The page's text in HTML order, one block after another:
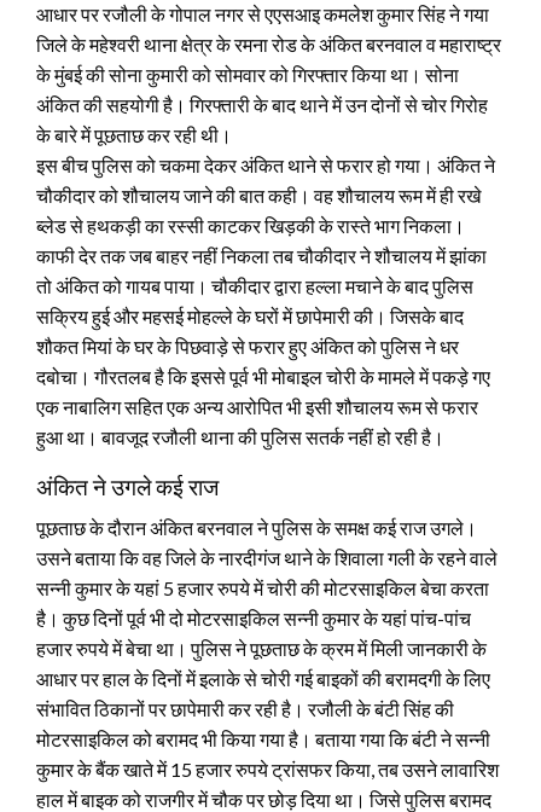
आधार पर रजौली के गोपाल नगर से एएसआइ कमलेश कुमार सिंह ने गया
जिले के महेश्वरी थाना क्षेत्र के रमना रोड के अंकित बरनवाल व महाराष्ट्र
के मुंबई की सोना कुमारी को सोमवार को गिरफ्तार किया था। सोना
अंकित की सहयोगी है। गिरफ्तारी के बाद थाने में उन दोनों से चोर गिरोह
के बारे में पूछताछ कर रही थी।
इस बीच पुलिस को चकमा देकर अंकित थाने से फरार हो गया। अंकित ने
चौकीदार को शौचालय जाने की बात कही। वह शौचालय रूम में ही रखे
ब्लेड से हथकड़ी का रस्सी काटकर खिड़की के रास्ते भाग निकला।
काफी देर तक जब बाहर नहीं निकला तब चौकीदार ने शौचालय में झांका
तो अंकित को गायब पाया। चौकीदार द्वारा हल्ला मचाने के बाद पुलिस
सक्रिय हुई और महसई मोहल्ले के घरों में छापेमारी की। जिसके बाद
शौकत मियां के घर के पिछवाड़े से फरार हुए अंकित को पुलिस ने धर
दबोचा। गौरतलब है कि इससे पूर्व भी मोबाइल चोरी के मामले में पकड़े गए
एक नाबालिग सहित एक अन्य आरोपित भी इसी शौचालय रूम से फरार
हुआ था। बावजूद रजौली थाना की पुलिस सतर्क नहीं हो रही है।
अंकित ने उगले कई राज
पूछताछ के दौरान अंकित बरनवाल ने पुलिस के समक्ष कई राज उगले।
उसने बताया कि वह जिले के नारदीगंज थाने के शिवाला गली के रहने वाले
सन्नी कुमार के यहां 5 हजार रुपये में चोरी की मोटरसाइकिल बेचा करता
है। कुछ दिनों पूर्व भी दो मोटरसाइकिल सन्नी कुमार के यहां पांच-पांच
हजार रुपये में बेचा था। पुलिस ने पूछताछ के क्रम में मिली जानकारी के
आधार पर हाल के दिनों में इलाके से चोरी गई बाइकों की बरामदगी के लिए
संभावित ठिकानों पर छापेमारी कर रही है। रजौली के बंटी सिंह की
मोटरसाइकिल को बरामद भी किया गया है। बताया गया कि बंटी ने सन्नी
कुमार के बैंक खाते में 15 हजार रुपये ट्रांसफर किया, तब उसने लावारिश
हाल में बाइक को राजगीर में चौक पर छोड़ दिया था। जिसे पुलिस बरामद